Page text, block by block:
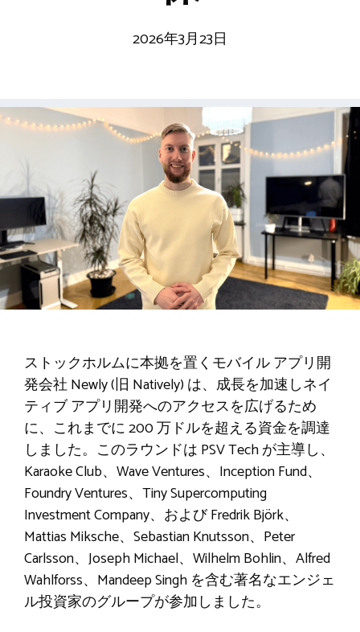
2026年3月23日
ストックホルムに本拠を置くモバイル アプリ開
発会社 Newly (旧 Natively) は、成長を加速しネイ
ティブ アプリ開発へのアクセスを広げるため
に、これまでに 200 万ドルを超える資金を調達
しました。このラウンドは PSV Tech が主導し、
Karaoke Club、Wave Ventures、Inception Fund、
Foundry Ventures、Tiny Supercomputing
Investment Company、および Fredrik Björk、
Mattias Miksche、Sebastian Knutsson、Peter
Carlsson、Joseph Michael、Wilhelm Bohlin、Alfred
Wahlforss、Mandeep Singh を含む著名なエンジェ
ル投資家のグループが参加しました。